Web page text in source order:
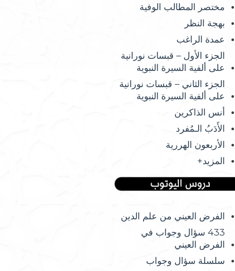
مختصر المطالب الوفية
بهجة النظر
عمدة الراغب
الجزء الأول – قبسات نورانية
على ألفية السيرة النبوية
الجزء الثاني – قبسات نورانية
على ألفية السيرة النبوية
أنس الذاكرين
الأَدَبُ الـمُفرد
الأربعون الهررية
المزيد+
الفرض العيني من علم الدين
433 سؤال وجواب في
الفرض العيني
سلسلة سؤال وجواب